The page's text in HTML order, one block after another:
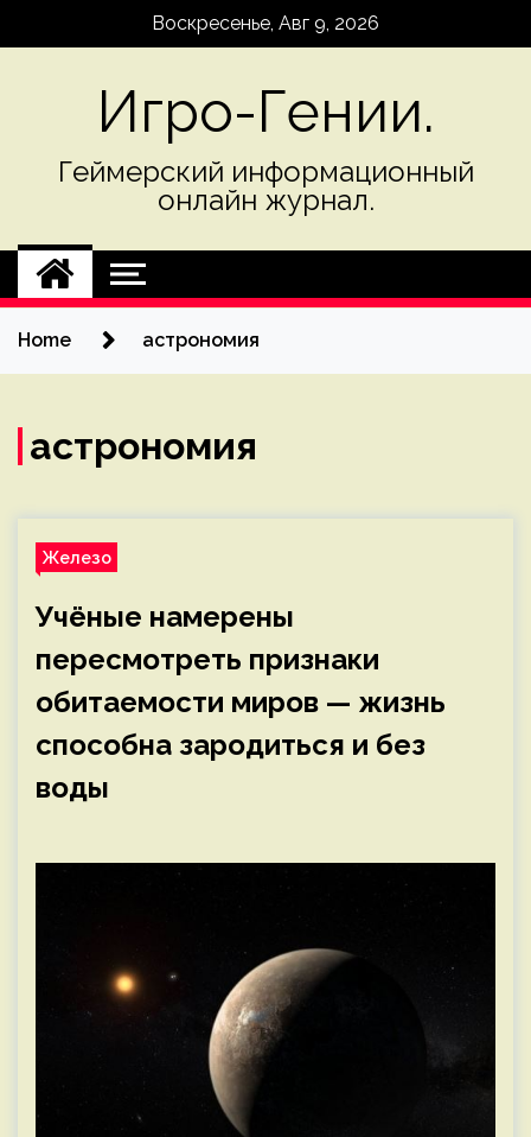
Воскресенье, Авг 9, 2026
Игро-Гении.
Геймерский информационный
онлайн журнал.
Home астрономия
астрономия
Железо
Учёные намерены
пересмотреть признаки
обитаемости миров — жизнь
способна зародиться и без
воды